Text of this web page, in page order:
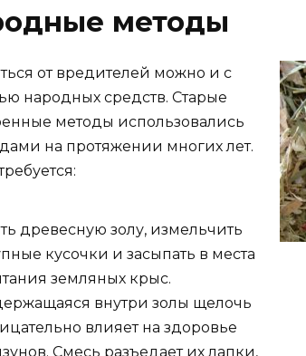
методы
от вредителей можно и с
народных средств. Старые
методы использовались
на протяжении многих лет.
древесную золу, измельчить
кусочки и засыпать в места
земляных крыс.
внутри золы щелочь
влияет на здоровье
Смесь разъедает их лапки,